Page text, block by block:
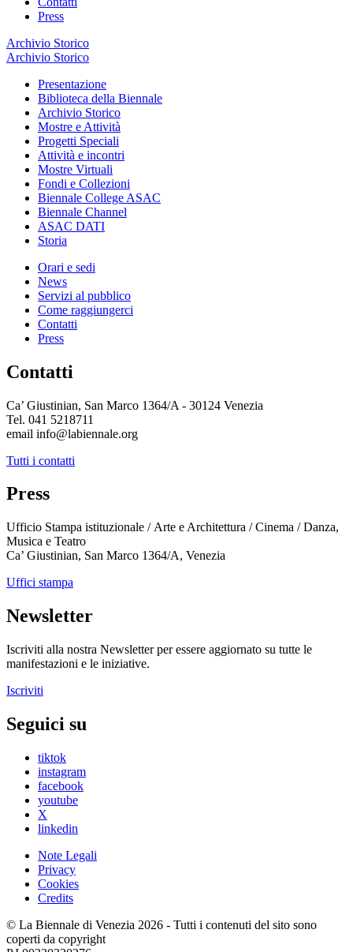
Press
Archivio Storico
Archivio Storico
Presentazione
Biblioteca della Biennale
Archivio Storico
Mostre e Attività
Progetti Speciali
Attività e incontri
Mostre Virtuali
Fondi e Collezioni
Biennale College ASAC
Biennale Channel
ASAC DATI
Storia
Orari e sedi
News
Servizi al pubblico
Come raggiungerci
Contatti
Press
Contatti
Ca’ Giustinian, San Marco 1364/A - 30124 Venezia
Tel. 041 5218711
email info@labiennale.org
Tutti i contatti
Press
Ufficio Stampa istituzionale / Arte e Architettura / Cinema / Danza,
Musica e Teatro
Ca’ Giustinian, San Marco 1364/A, Venezia
Uffici stampa
Newsletter
Iscriviti alla nostra Newsletter per essere aggiornato su tutte le
manifestazioni e le iniziative.
Iscriviti
Seguici su
tiktok
instagram
facebook
youtube
X
linkedin
Note Legali
Privacy
Cookies
Credits
© La Biennale di Venezia 2026 - Tutti i contenuti del sito sono
coperti da copyright